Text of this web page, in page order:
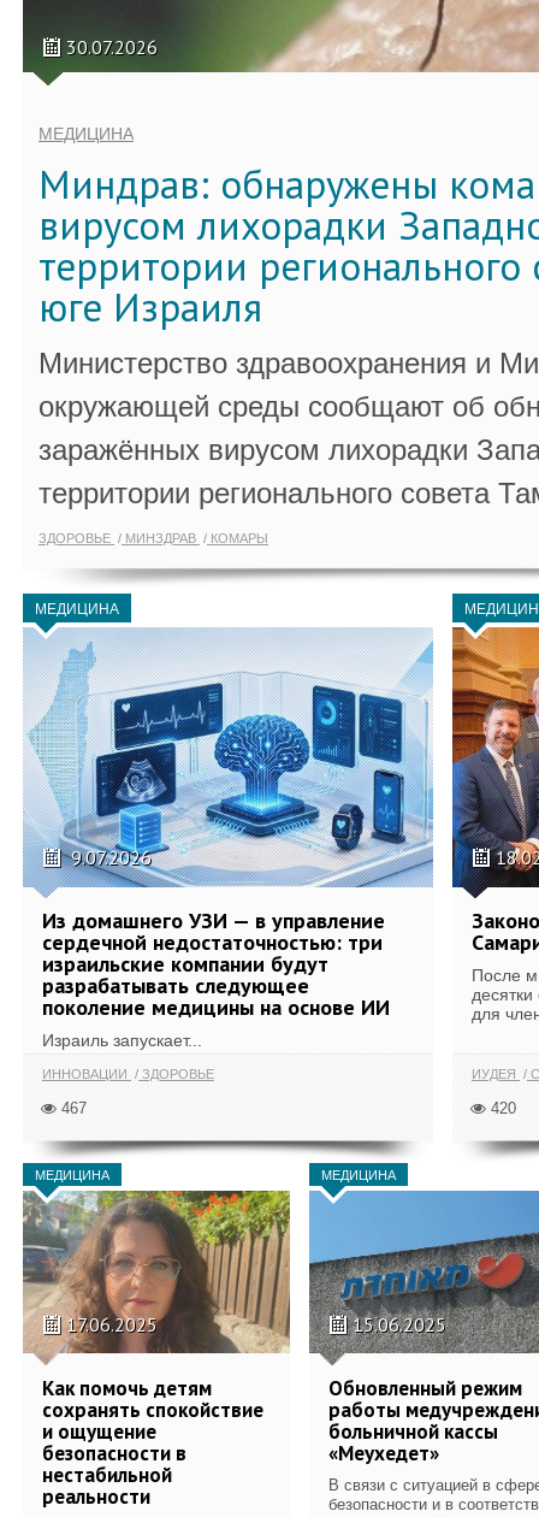
30.07.2026
МЕДИЦИНА
Миндрав: обнаружены
вирусом лихорадки
территории регионального
юге Израиля
Министерство здравоохранения и
окружающей среды сообщают об
заражённых вирусом лихорадки
территории регионального совета
ЗДОРОВЬЕ МИНЗДРАВ КОМАРЫ
МЕДИЦИНА
9.07.2026
Из домашнего УЗИ — в управление
сердечной недостаточностью: три
израильские компании будут
разрабатывать следующее
поколение медицины на основе ИИ
Израиль запускает...
ИННОВАЦИИ ЗДОРОВЬЕ
467
После
для
ИУДЕЯ
420
МЕДИЦИНА
17.06.2025
Как помочь детям
сохранять спокойствие
и ощущение
безопасности в
нестабильной
реальности
МЕДИЦИНА
15.06.2025
Обновленный режим
работы
больничной кассы
«Меухедет»
В связи с ситуацией в
безопасности и в